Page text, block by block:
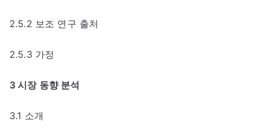
2.5.2 보조 연구 출처
2.5.3 가정
3 시장 동향 분석
3.1 소개